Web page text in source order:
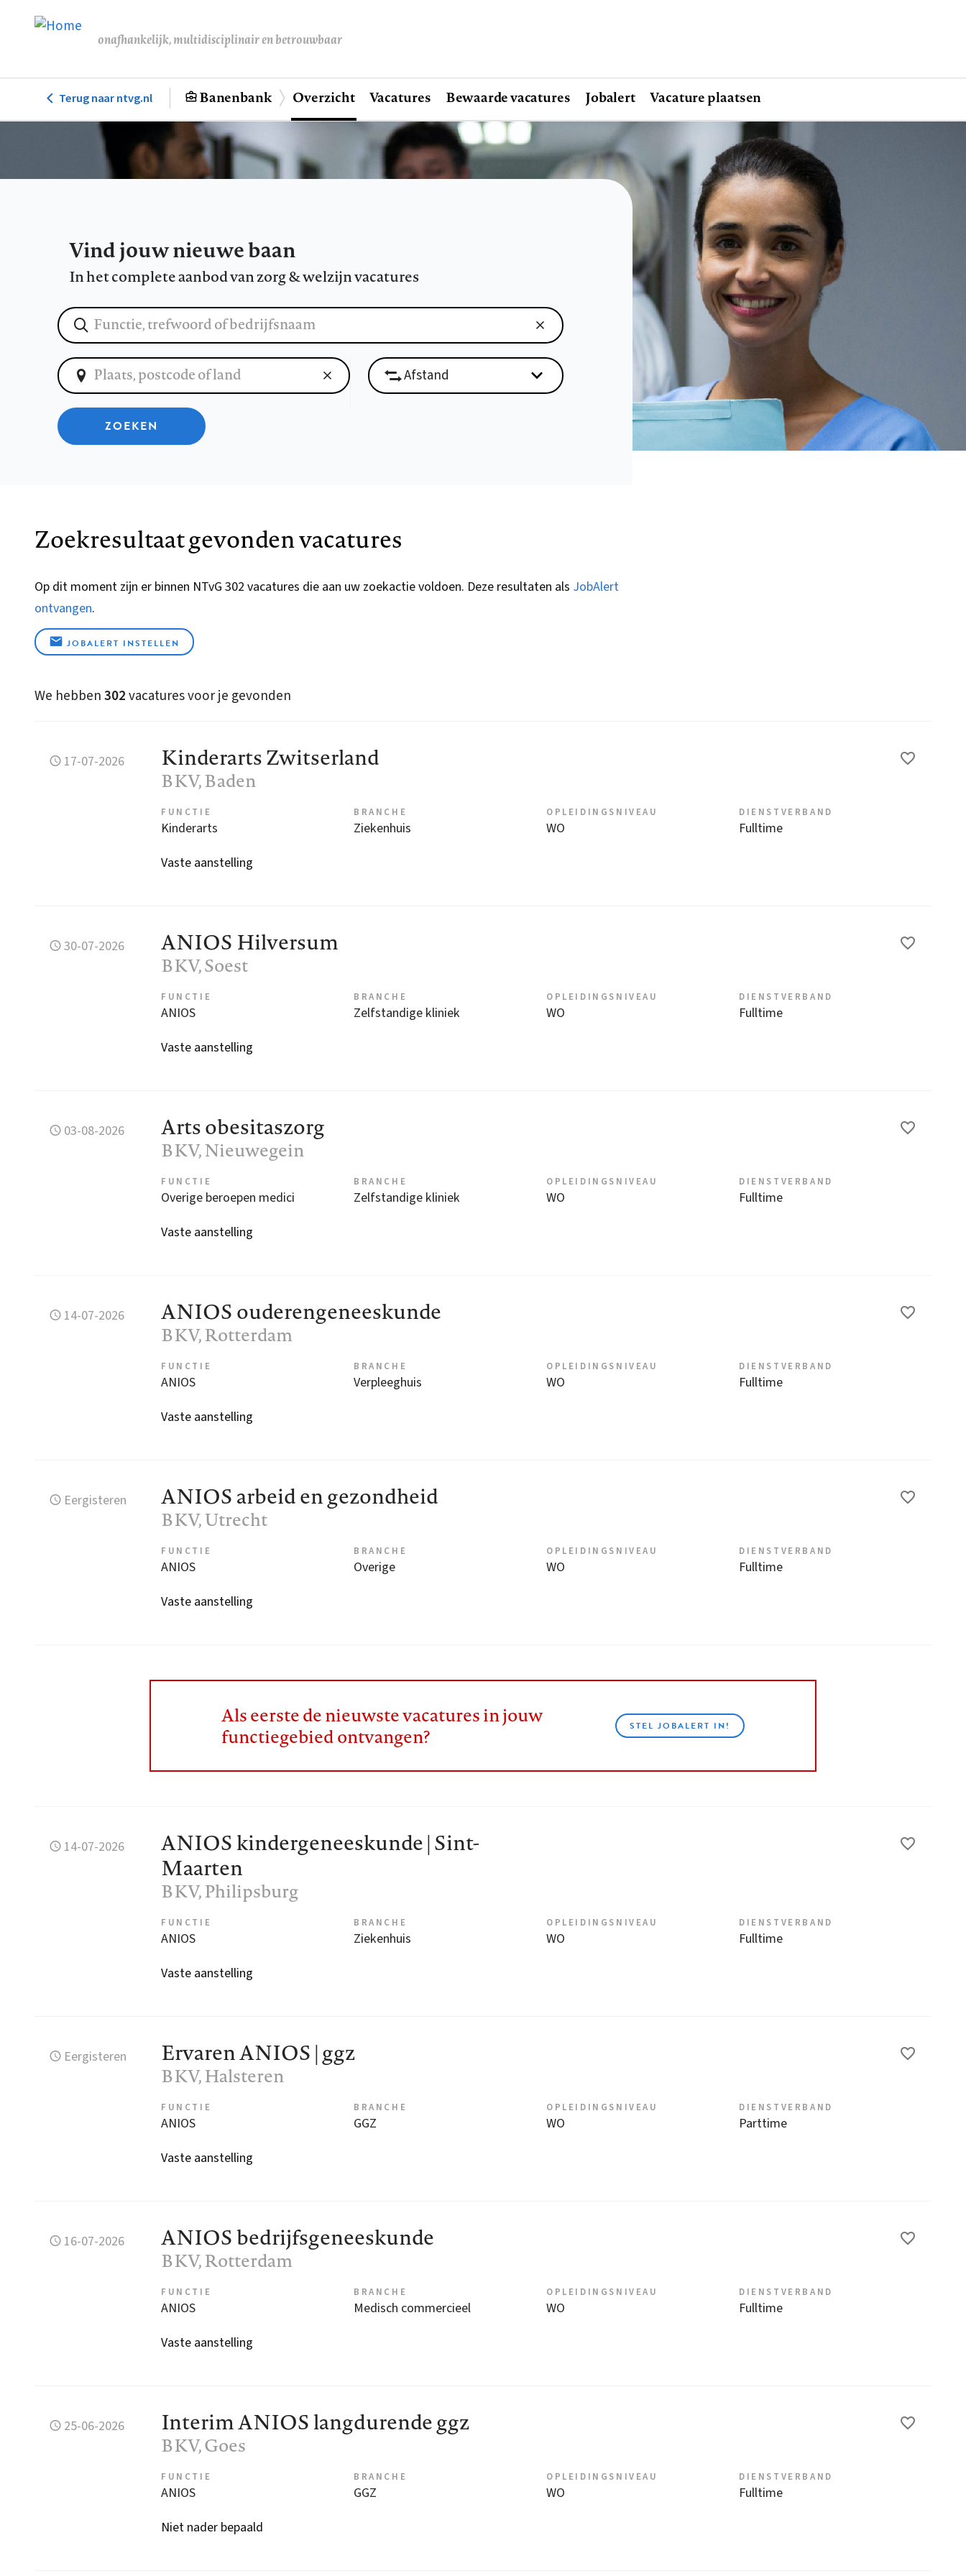
de
onafhankelijk, multidisciplinair en betrouwbaar
Hoofdnavigatie
Terug naar ntvg.nl Banenbank Overzicht Vacatures Bewaarde vacatures Jobalert Vacature plaatsen
Vind jouw nieuwe baan
In het complete aanbod van zorg & welzijn vacatures
ZOEKEN
Zoekresultaat gevonden vacatures
Op dit moment zijn er binnen NTvG 302 vacatures die aan uw zoekactie voldoen. Deze resultaten als JobAlert
ontvangen.
JOBALERT INSTELLEN
We hebben302vacatures voor je gevonden
17-07-2026 Kinderarts Zwitserland
BKV, Baden
FUNCTIE
Kinderarts
BRANCHE
Ziekenhuis
OPLEIDINGSNIVEAU
WO
DIENSTVERBAND
Fulltime
Vaste aanstelling
30-07-2026 ANIOS Hilversum
BKV, Soest
FUNCTIE
ANIOS
BRANCHE
Zelfstandige kliniek
OPLEIDINGSNIVEAU
WO
DIENSTVERBAND
Fulltime
Vaste aanstelling
03-08-2026 Arts obesitaszorg
BKV, Nieuwegein
FUNCTIE
Overige beroepen medici
BRANCHE
Zelfstandige kliniek
OPLEIDINGSNIVEAU
WO
DIENSTVERBAND
Fulltime
Vaste aanstelling
14-07-2026 ANIOS ouderengeneeskunde
BKV, Rotterdam
FUNCTIE
ANIOS
BRANCHE
Verpleeghuis
OPLEIDINGSNIVEAU
WO
DIENSTVERBAND
Fulltime
Vaste aanstelling
Eergisteren ANIOS arbeid en gezondheid
BKV, Utrecht
FUNCTIE
ANIOS
BRANCHE
Overige
OPLEIDINGSNIVEAU
WO
DIENSTVERBAND
Fulltime
Vaste aanstelling
Als eerste de nieuwste vacatures in jouw
functiegebied ontvangen?
STEL JOBALERT IN!
14-07-2026
ANIOS kindergeneeskunde | Sint-
Maarten
BKV, Philipsburg
FUNCTIE
ANIOS
BRANCHE
Ziekenhuis
OPLEIDINGSNIVEAU
WO
DIENSTVERBAND
Fulltime
Vaste aanstelling
Eergisteren Ervaren ANIOS | ggz
BKV, Halsteren
FUNCTIE
ANIOS
BRANCHE
GGZ
OPLEIDINGSNIVEAU
WO
DIENSTVERBAND
Parttime
Vaste aanstelling
16-07-2026 ANIOS bedrijfsgeneeskunde
BKV, Rotterdam
FUNCTIE
ANIOS
BRANCHE
Medisch commercieel
OPLEIDINGSNIVEAU
WO
DIENSTVERBAND
Fulltime
Vaste aanstelling
25-06-2026 Interim ANIOS langdurende ggz
BKV, Goes
FUNCTIE
ANIOS
BRANCHE
GGZ
OPLEIDINGSNIVEAU
WO
DIENSTVERBAND
Fulltime
Niet nader bepaald